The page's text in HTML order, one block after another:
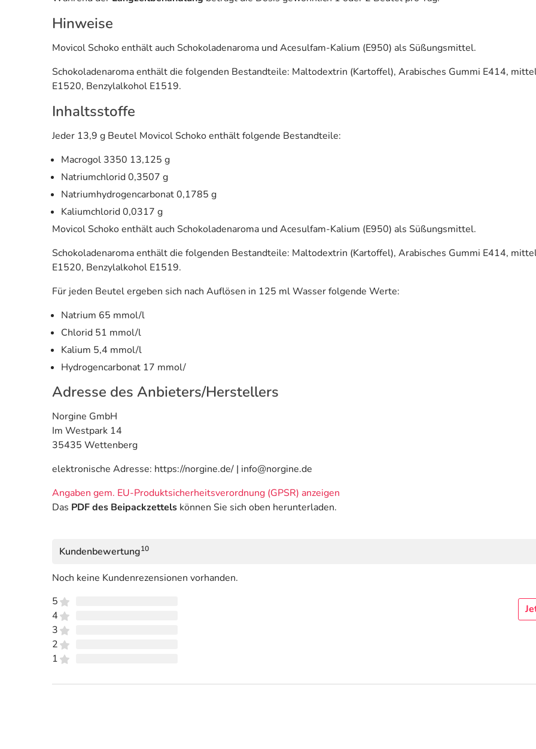
Hinweise
Movicol Schoko enthält auch Schokoladenaroma und Acesulfam-Kalium (E950) als Süßungsmittel.
Schokoladenaroma enthält die folgenden Bestandteile: Maltodextrin (Kartoffel), Arabisches Gummi E414,
E1520, Benzylalkohol E1519.
Inhaltsstoffe
Jeder 13,9 g Beutel Movicol Schoko enthält folgende Bestandteile:
Macrogol 3350 13,125 g
Natriumchlorid 0,3507 g
Natriumhydrogencarbonat 0,1785 g
Kaliumchlorid 0,0317 g
Movicol Schoko enthält auch Schokoladenaroma und Acesulfam-Kalium (E950) als Süßungsmittel.
Schokoladenaroma enthält die folgenden Bestandteile: Maltodextrin (Kartoffel), Arabisches Gummi E414,
E1520, Benzylalkohol E1519.
Für jeden Beutel ergeben sich nach Auflösen in 125 ml Wasser folgende Werte:
Natrium 65 mmol/l
Chlorid 51 mmol/l
Kalium 5,4 mmol/l
Hydrogencarbonat 17 mmol/
Adresse des Anbieters/Herstellers
Norgine GmbH
Im Westpark 14
35435 Wettenberg
elektronische Adresse: https://norgine.de/ | info@norgine.de
Angaben gem. EU-Produktsicherheitsverordnung (GPSR) anzeigen
Das PDF des Beipackzettels können Sie sich oben herunterladen.
Kundenbewertung10
Noch keine Kundenrezensionen vorhanden.
5
4
3
2
1